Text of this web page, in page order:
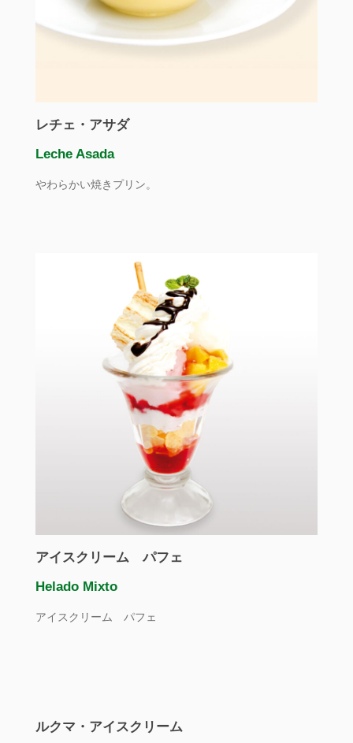
レチェ・アサダ
Leche Asada
やわらかい焼きプリン。
アイスクリーム パフェ
Helado Mixto
アイスクリーム パフェ
ルクマ・アイスクリーム